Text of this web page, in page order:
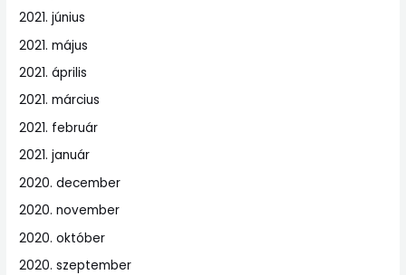
2021. június
2021. május
2021. április
2021. március
2021. február
2021. január
2020. december
2020. november
2020. október
2020. szeptember